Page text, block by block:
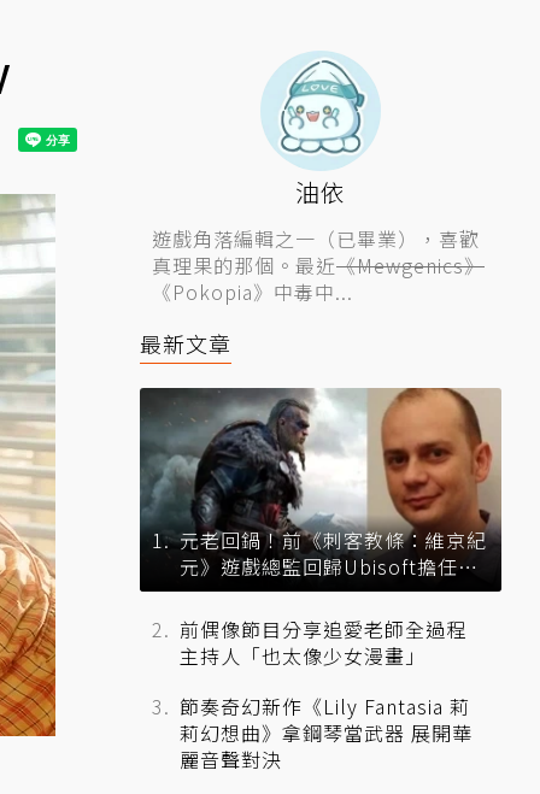
油依
遊戲角落編輯之一（已畢業），喜歡
真理果的那個。最近《Mewgenics》
《Pokopia》中毒中...
最新文章
元老回鍋！前《刺客教條：維京紀
元》遊戲總監回歸Ubisoft擔任品
牌總監
前偶像節目分享追愛老師全過程
主持人「也太像少女漫畫」
節奏奇幻新作《Lily Fantasia 莉
莉幻想曲》拿鋼琴當武器 展開華
麗音聲對決